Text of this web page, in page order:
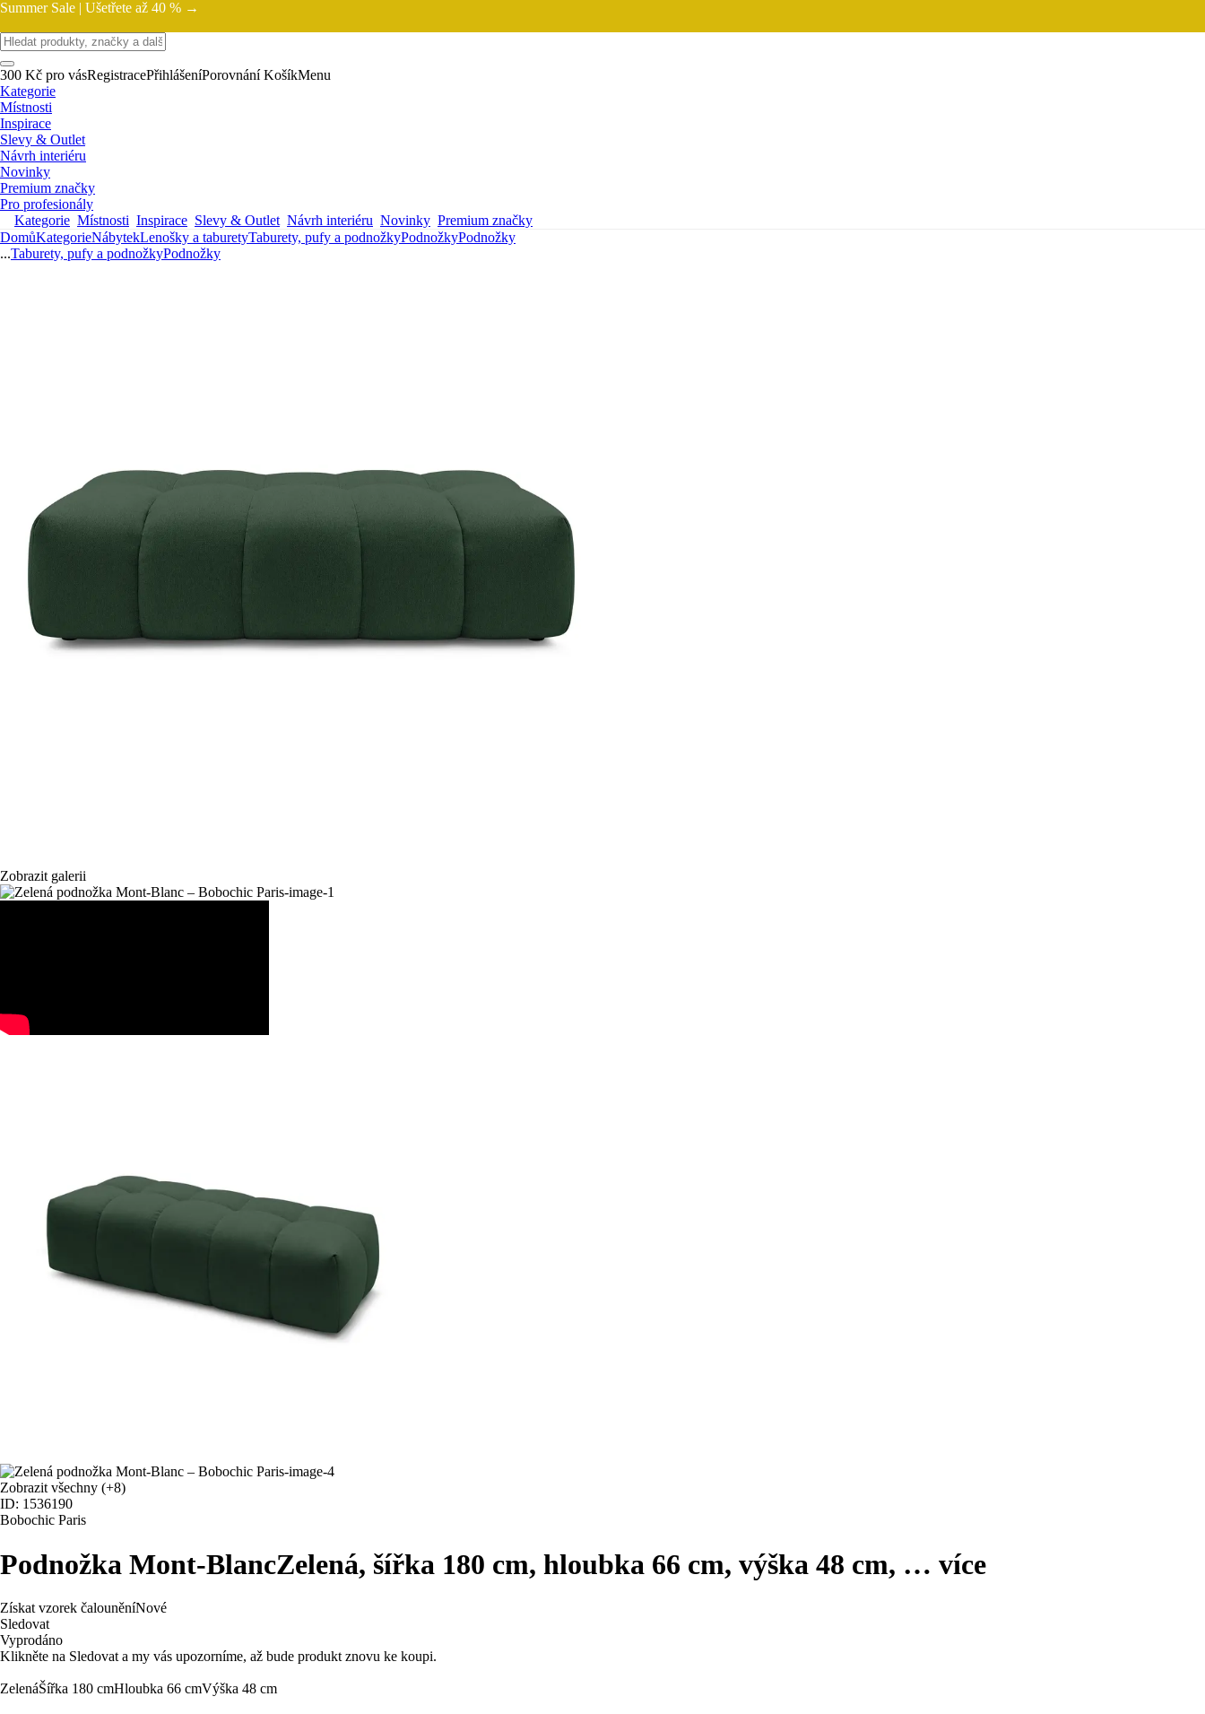
Summer Sale | Ušetřete až 40 % →
300 Kč pro vásRegistracePřihlášeníPorovnání KošíkMenu
Kategorie
Místnosti
Inspirace
Slevy & Outlet
Návrh interiéru
Novinky
Premium značky
Pro profesionály
Kategorie Místnosti Inspirace Slevy & Outlet Návrh interiéru Novinky Premium značky
DomůKategorieNábytekLenošky a taburetyTaburety, pufy a podnožkyPodnožkyPodnožky
...Taburety, pufy a podnožkyPodnožky
Zobrazit galerii
Zobrazit všechny (+8)
ID: 1536190
Bobochic Paris
Podnožka Mont-BlancZelená, šířka 180 cm, hloubka 66 cm, výška 48 cm, … více
Získat vzorek čalouněníNové
Sledovat
Vyprodáno
Klikněte na Sledovat a my vás upozorníme, až bude produkt znovu ke koupi.
ZelenáŠířka 180 cmHloubka 66 cmVýška 48 cm